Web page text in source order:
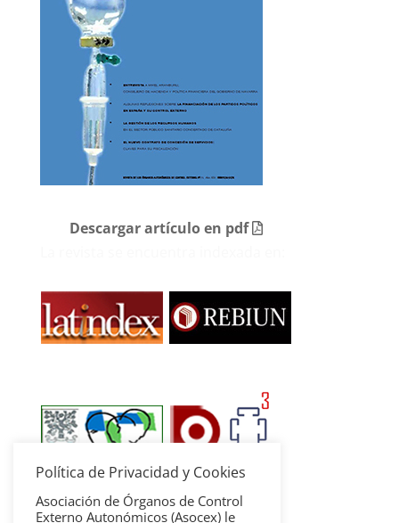
Descargar artículo en pdf
Política de Privacidad y Cookies
Asociación de Órganos de Control
Externo Autonómicos (Asocex) le